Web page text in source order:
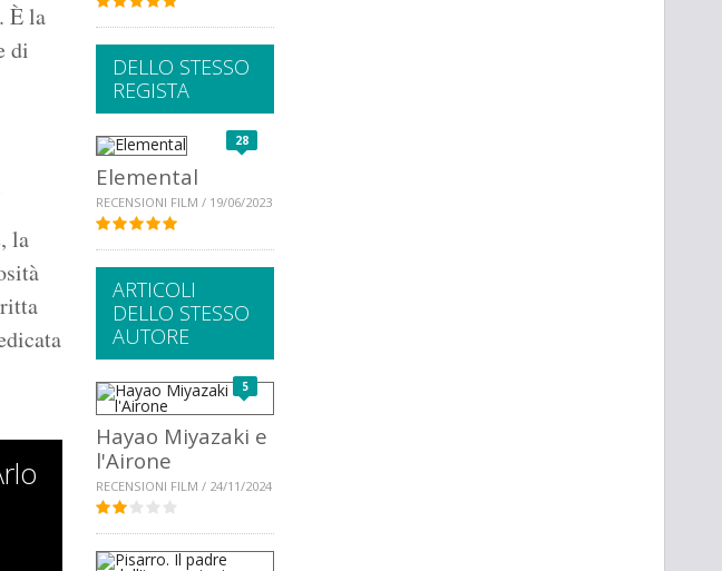
È la
di
la
DELLO STESSO
REGISTA
28
Elemental
RECENSIONI FILM / 19/06/2023
ARTICOLI
DELLO STESSO
AUTORE
5
Hayao Miyazaki e
l'Airone
RECENSIONI FILM / 24/11/2024